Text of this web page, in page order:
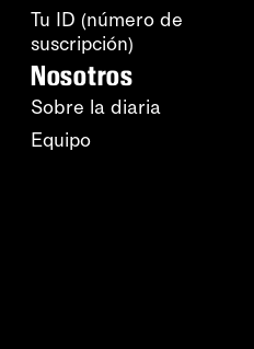
Tu ID (número de
suscripción)
Nosotros
Sobre la diaria
Equipo